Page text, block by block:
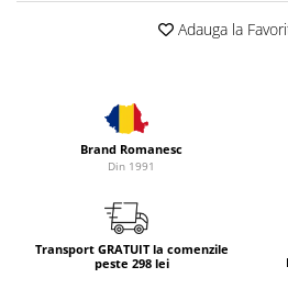
Adauga la
Brand Romanesc
Din 1991
Transport GRATUIT la comenzile
peste 298 lei